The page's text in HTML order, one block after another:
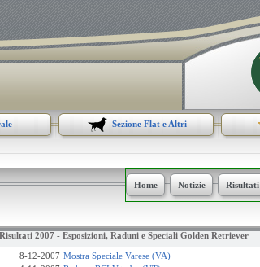
Sezione Flat e Altri
Home Notizie Risultati
Risultati 2007 - Esposizioni, Raduni e Speciali Golden Retriever
8-12-2007 Mostra Speciale Varese (VA)